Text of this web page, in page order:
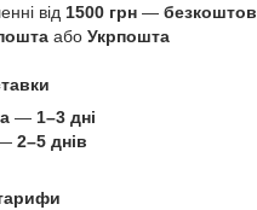
від 1500 грн —
або Укрпошта
— 1–3 дні
2–5 днів